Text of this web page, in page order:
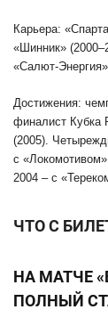
Карьера:
«Шинник»
«Салют-
Достижения:
финалист Кубка
(2005).
с
2004 – с
ЧТО С
НА МАТЧЕ
ПОЛНЫЙ